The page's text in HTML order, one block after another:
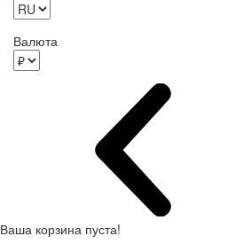
Валюта
Ваша корзина пуста!